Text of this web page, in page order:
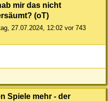
mir das nicht
(oT)
27.07.2024, 12:02 vor 743
Spiele mehr - der